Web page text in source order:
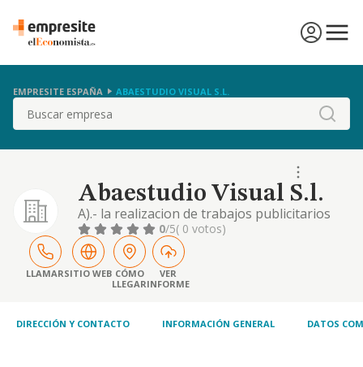
EMPRESITE ESPAÑA ABAESTUDIO VISUAL S.L.
Buscar
Abaestudio Visual S.l.
A).- la realizacion de trabajos publicitarios
diseno grafico, y comercializacion de
productos por internet, como asimismo la
actividad editorial. b).- el desarrollo,
comercializacion, compraventa de
programas informatico
0/5( 0 votos)
LLAMARSITIO WEB CÓMO
LLEGAR
VER
INFORME
DIRECCIÓN Y CONTACTO INFORMACIÓN GENERAL DATOS